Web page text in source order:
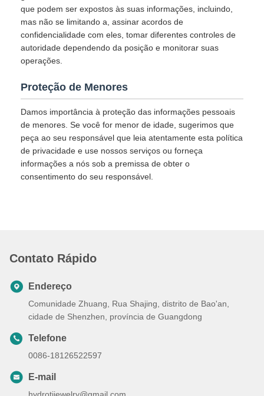
que podem ser expostos às suas informações, incluindo,
mas não se limitando a, assinar acordos de
confidencialidade com eles, tomar diferentes controles de
autoridade dependendo da posição e monitorar suas
operações.
Proteção de Menores
Damos importância à proteção das informações pessoais
de menores. Se você for menor de idade, sugerimos que
peça ao seu responsável que leia atentamente esta política
de privacidade e use nossos serviços ou forneça
informações a nós sob a premissa de obter o
consentimento do seu responsável.
Contato Rápido
Endereço
Comunidade Zhuang, Rua Shajing, distrito de Bao'an,
cidade de Shenzhen, província de Guangdong
Telefone
0086-18126522597
E-mail